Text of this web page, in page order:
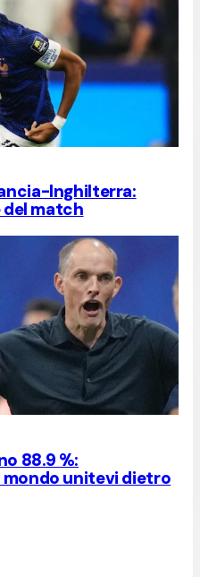
Inghilterra:
match
88.9 %:
unitevi dietro